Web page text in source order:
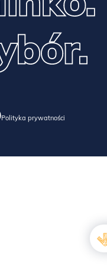
Polityka prywatności